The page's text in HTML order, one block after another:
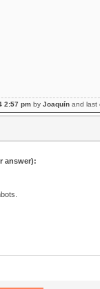
2:57 pmby Joaquínand last
answer):